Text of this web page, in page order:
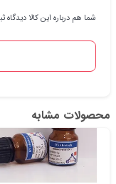
شما هم درباره این کالا دیدگاه
محصولات مشابه